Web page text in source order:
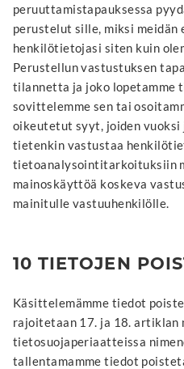
peruuttamistapauksessa
perustelut sille, miksi
henkilötietojasi siten kuin
Perustellun vastustuksen
tilannetta ja joko lopetamme
sovittelemme sen tai
oikeutetut syyt, joiden
tietenkin vastustaa
tietoanalysointitarkoituksiin
mainoskäyttöä koskeva
mainitulle vastuuhenkilölle.
10 TIETOJEN
Käsittelemämme tiedot
rajoitetaan 17. ja 18. artiklan
tietosuojaperiaatteissa
tallentamamme tiedot